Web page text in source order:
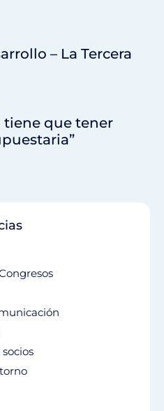
– La Tercera
tiene que tener